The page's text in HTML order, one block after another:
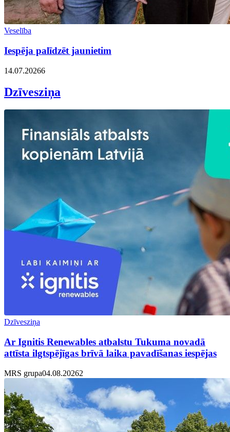
Veselība
Iespēja palīdzēt jaunietim
14.07.20266
Dzīvesziņa
Dzīvesziņa
Ar Ignitis Renewables atbalstu Tukuma novadā
attīsta ilgtspējīgas brīvā laika pavadīšanas iespējas
MRS grupa04.08.20262